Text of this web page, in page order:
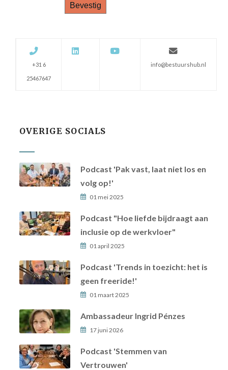
+31 6
25467647
info@bestuurshub.nl
OVERIGE SOCIALS
Podcast 'Pak vast, laat niet los en
volg op!'
01 mei 2025
Podcast "Hoe liefde bijdraagt aan
inclusie op de werkvloer"
01 april 2025
Podcast 'Trends in toezicht: het is
geen freeride!'
01 maart 2025
Ambassadeur Ingrid Pénzes
17 juni 2026
Podcast 'Stemmen van
Vertrouwen'